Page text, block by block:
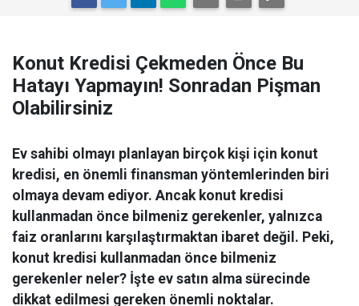
Konut Kredisi Çekmeden Önce Bu
Hatayı Yapmayın! Sonradan Pişman
Olabilirsiniz
Ev sahibi olmayı planlayan birçok kişi için konut
kredisi, en önemli finansman yöntemlerinden biri
olmaya devam ediyor. Ancak konut kredisi
kullanmadan önce bilmeniz gerekenler, yalnızca
faiz oranlarını karşılaştırmaktan ibaret değil. Peki,
konut kredisi kullanmadan önce bilmeniz
gerekenler neler? İşte ev satın alma sürecinde
dikkat edilmesi gereken önemli noktalar.